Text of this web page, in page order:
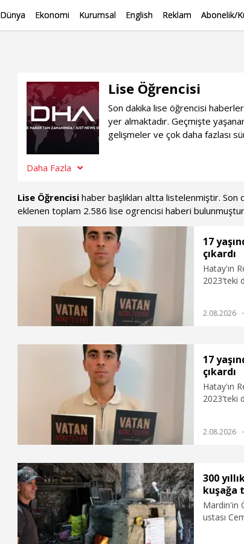
Dünya Ekonomi Kurumsal English Reklam Abonelik/
Lise Öğrencisi
Son dakika lise öğrencisi
yer almaktadır. Geçmişte
gelişmeler ve çok daha fazlası
Daha Fazla
Lise Öğrencisi haber başlıkları altta listelenmiştir.
eklenen toplam 2.586 lise ogrencisi haberi
17
çıkardı
Hatay'ın
2023'teki
2.08.2026
17
çıkardı
Hatay'ın
2023'teki
2.08.2026
300
kuşağa
Mardin'in
ustası